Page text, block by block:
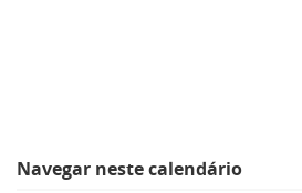
Navegar neste calendário